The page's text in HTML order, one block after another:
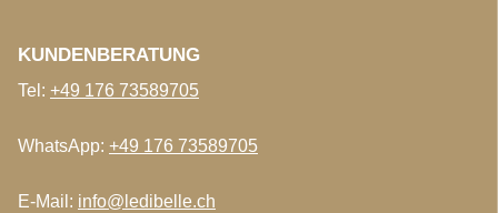
KUNDENBERATUNG
Tel: +49 176 73589705
WhatsApp: +49 176 73589705
E-Mail: info@ledibelle.ch